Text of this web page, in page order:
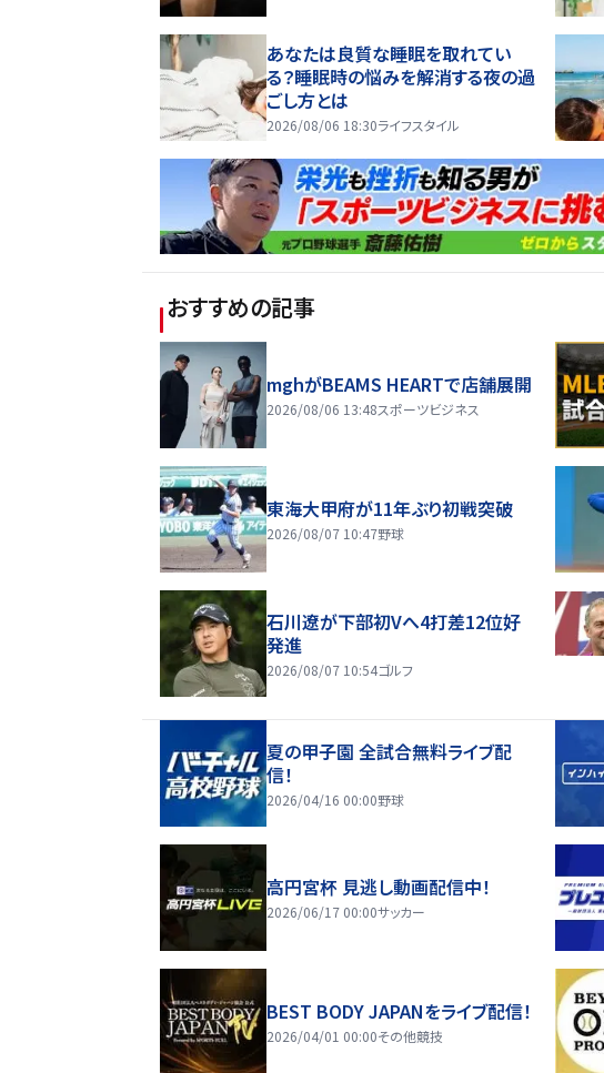
あなたは良質な睡眠を取れてい
る？睡眠時の悩みを解消する夜の過
ごし方とは
2026/08/06 18:30ライフスタイル
おすすめの記事
mghがBEAMS HEARTで店舗展開
2026/08/06 13:48スポーツビジネス
東海大甲府が11年ぶり初戦突破
2026/08/07 10:47野球
石川遼が下部初Vへ4打差12位好
発進
2026/08/07 10:54ゴルフ
夏の甲子園 全試合無料ライブ配
信！
2026/04/16 00:00野球
高円宮杯 見逃し動画配信中！
2026/06/17 00:00サッカー
BEST BODY JAPANをライブ配信！
2026/04/01 00:00その他競技